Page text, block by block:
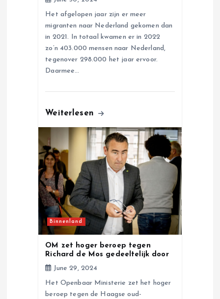
Het afgelopen jaar zijn er meer
migranten naar Nederland gekomen dan
in 2021. In totaal kwamen er in 2022
zo’n 403.000 mensen naar Nederland,
tegenover 298.000 het jaar ervoor.
Daarmee…
Weiterlesen
Binnenland
OM zet hoger beroep tegen
Richard de Mos gedeeltelijk door
June 29, 2024
Het Openbaar Ministerie zet het hoger
beroep tegen de Haagse oud-